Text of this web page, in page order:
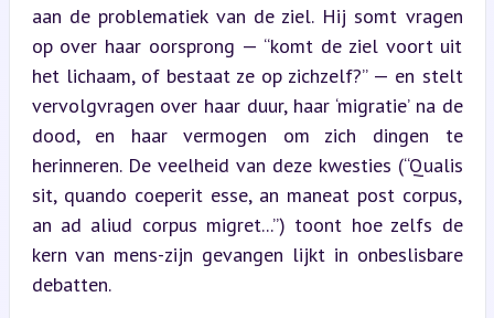
aan de problematiek van de ziel. Hij somt vragen
op over haar oorsprong — “komt de ziel voort uit
het lichaam, of bestaat ze op zichzelf?” — en stelt
vervolgvragen over haar duur, haar ‘migratie’ na de
dood, en haar vermogen om zich dingen te
herinneren. De veelheid van deze kwesties (“Qualis
sit, quando coeperit esse, an maneat post corpus,
an ad aliud corpus migret...”) toont hoe zelfs de
kern van mens-zijn gevangen lijkt in onbeslisbare
debatten.